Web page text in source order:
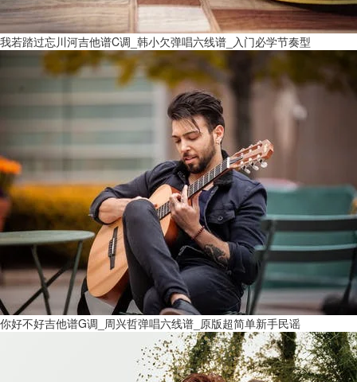
我若踏过忘川河吉他谱C调_韩小欠弹唱六线谱_入门必学节奏型
你好不好吉他谱G调_周兴哲弹唱六线谱_原版超简单新手民谣